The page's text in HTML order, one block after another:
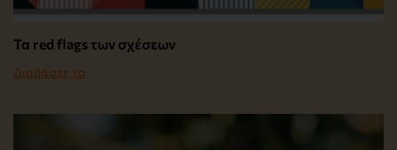
Τα red flags των σχέσεων
Διαβάστε το